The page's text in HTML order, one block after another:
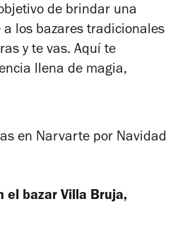
de brindar una
los bazares tradicionales
y te vas. Aquí te
llena de magia,
el bazar Villa Bruja,